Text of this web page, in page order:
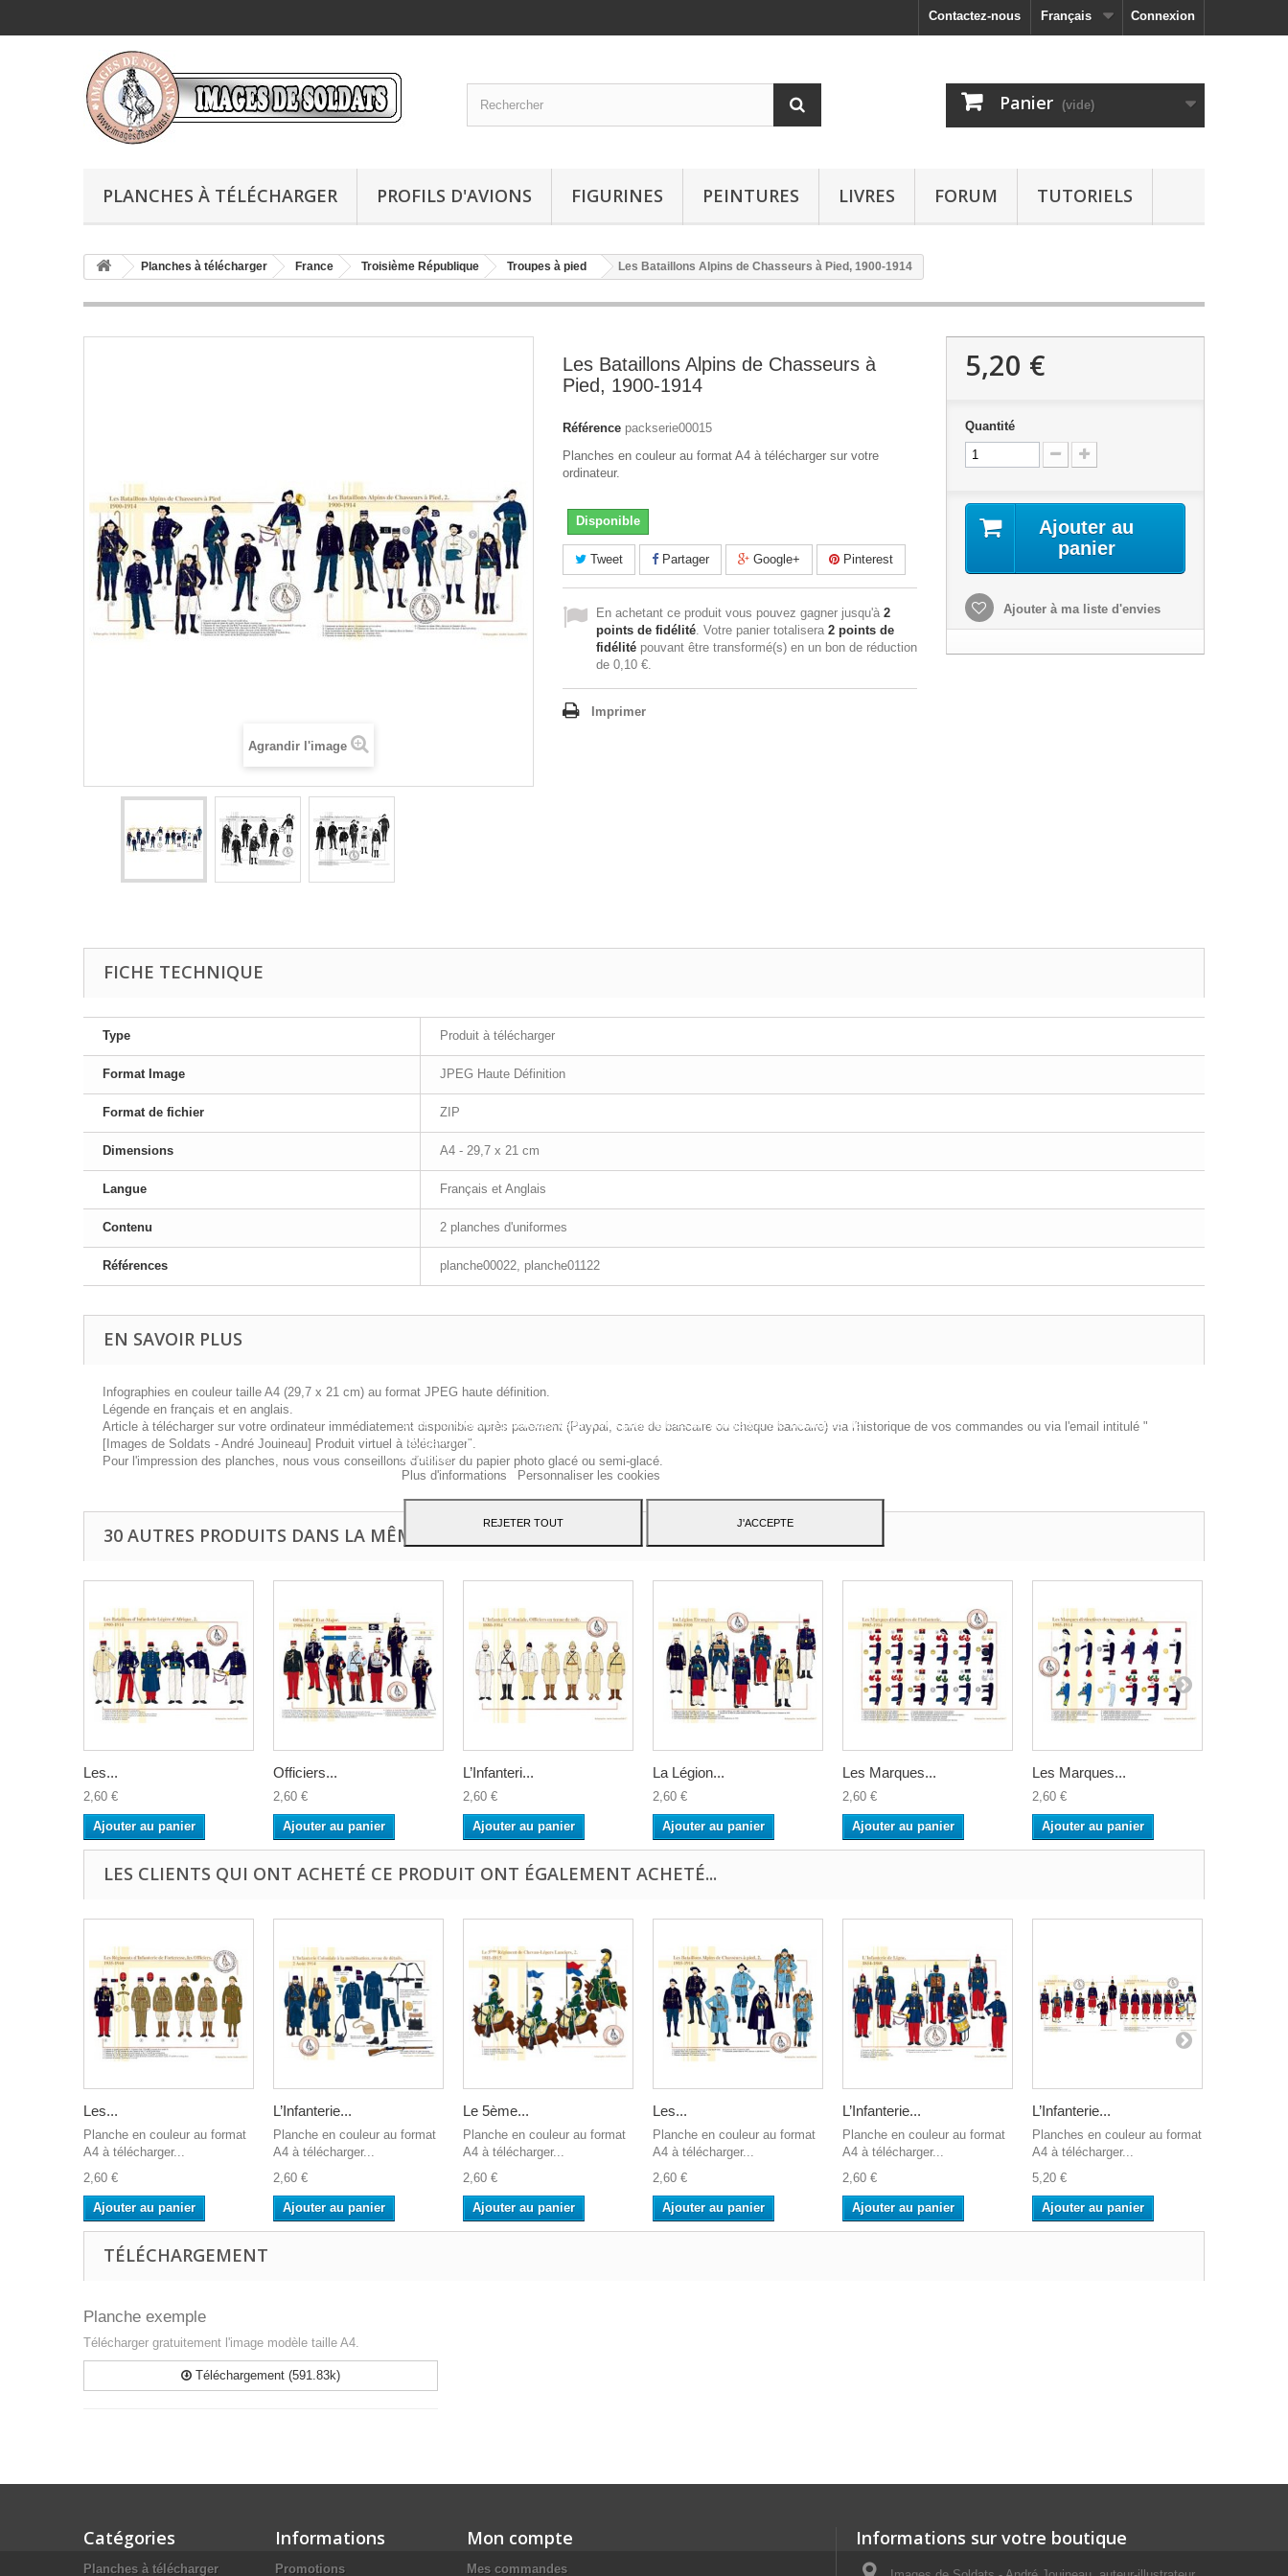
Connexion
Français
Contactez-nous
Panier (vide)
PLANCHES À TÉLÉCHARGER PROFILS D'AVIONS FIGURINES PEINTURES LIVRES FORUM TUTORIELS
Planches à télécharger France Troisième République Troupes à pied Les Bataillons Alpins de Chasseurs à Pied, 1900-1914
Agrandir l'image
Les Bataillons Alpins de Chasseurs à
Pied, 1900-1914
Référence packserie00015
Planches en couleur au format A4 à télécharger sur votre
ordinateur.
Disponible
Tweet Partager Google+ Pinterest
En achetant ce produit vous pouvez gagner jusqu'à 2
points de fidélité. Votre panier totalisera 2 points de
fidélité pouvant être transformé(s) en un bon de réduction
de 0,10 €.
Imprimer
5,20 €
Quantité
Ajouter au
panier
Ajouter à ma liste d'envies
FICHE TECHNIQUE
Type Produit à télécharger
Format Image JPEG Haute Définition
Format de fichier ZIP
Dimensions A4 - 29,7 x 21 cm
Langue Français et Anglais
Contenu 2 planches d'uniformes
Références planche00022, planche01122
EN SAVOIR PLUS
Infographies en couleur taille A4 (29,7 x 21 cm) au format JPEG haute définition.
Légende en français et en anglais.
Article à télécharger sur votre ordinateur immédiatement disponible après paiement (Paypal, carte de bancaire ou chèque bancaire) via l'historique de vos commandes ou via l'email intitulé "
[Images de Soldats - André Jouineau] Produit virtuel à télécharger".
Pour l'impression des planches, nous vous conseillons d'utiliser du papier photo glacé ou semi-glacé.
30 AUTRES PRODUITS DANS LA MÊME CATÉGORIE :
Les...
2,60 €
Ajouter au panier
Officiers...
2,60 €
Ajouter au panier
L’Infanteri...
2,60 €
Ajouter au panier
La Légion...
2,60 €
Ajouter au panier
Les Marques...
2,60 €
Ajouter au panier
Les Marques...
2,60 €
Ajouter au panier
LES CLIENTS QUI ONT ACHETÉ CE PRODUIT ONT ÉGALEMENT ACHETÉ...
Les...
Planche en couleur au format
A4 à télécharger...
2,60 €
Ajouter au panier
L’Infanterie...
Planche en couleur au format
A4 à télécharger...
2,60 €
Ajouter au panier
Le 5ème...
Planche en couleur au format
A4 à télécharger...
2,60 €
Ajouter au panier
Les...
Planche en couleur au format
A4 à télécharger...
2,60 €
Ajouter au panier
L’Infanterie...
Planche en couleur au format
A4 à télécharger...
2,60 €
Ajouter au panier
L’Infanterie...
Planches en couleur au format
A4 à télécharger...
5,20 €
Ajouter au panier
TÉLÉCHARGEMENT
Planche exemple
Télécharger gratuitement l'image modèle taille A4.
Téléchargement (591.83k)
Catégories
Planches à télécharger
Informations
Promotions
Mon compte
Mes commandes
Informations sur votre boutique
vous montrer des publicités liées à vos préférences en analysant vos habitudes de
navigation. Pour donner votre consentement à son utilisation, appuyez sur le bouton
Accepter.
Plus d'informations
Personnaliser les cookies
REJETER TOUT J'ACCEPTE